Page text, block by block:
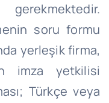
soru formu
yerleşik firma,
imza yetkilisi
Türkçe veya